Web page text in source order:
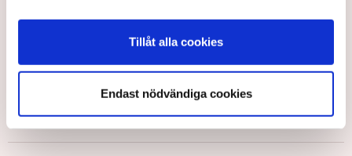
Tillåt alla cookies
Endast nödvändiga cookies
Därför är elpriserna så höga just
7 AUGUSTI 2026 |